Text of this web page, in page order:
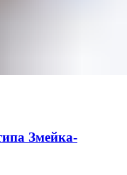
Змейка-